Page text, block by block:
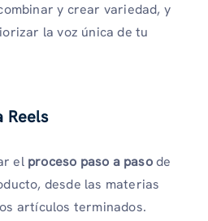
y crear variedad, y
la voz única de tu
Reels
el proceso paso a pasode
desde las materias
artículos terminados.